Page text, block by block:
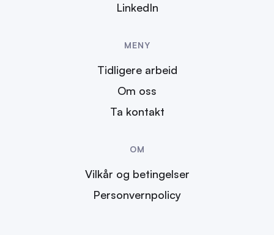
LinkedIn
MENY
Tidligere arbeid
Om oss
Ta kontakt
OM
Vilkår og betingelser
Personvernpolicy